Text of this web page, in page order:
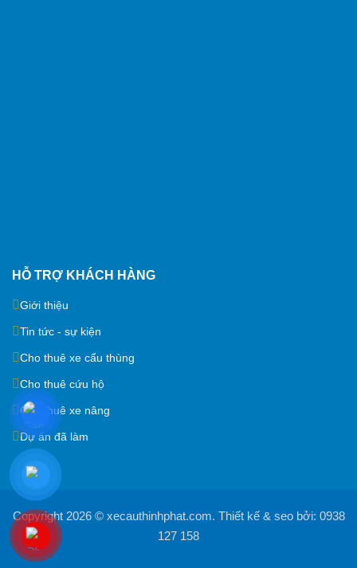
HỖ TRỢ KHÁCH HÀNG
Giới thiệu
Tin tức - sự kiện
Cho thuê xe cẩu thùng
Cho thuê cứu hộ
Cho thuê xe nâng
Dự án đã làm
Copyright 2026 © xecauthinhphat.com. Thiết kế & seo bởi: 0938
127 158